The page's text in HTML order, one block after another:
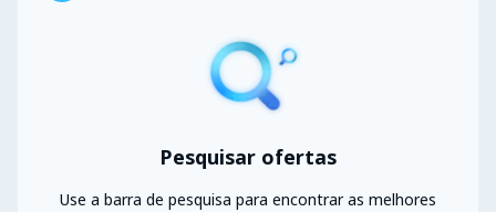
Pesquisar ofertas
Use a barra de pesquisa para encontrar as melhores